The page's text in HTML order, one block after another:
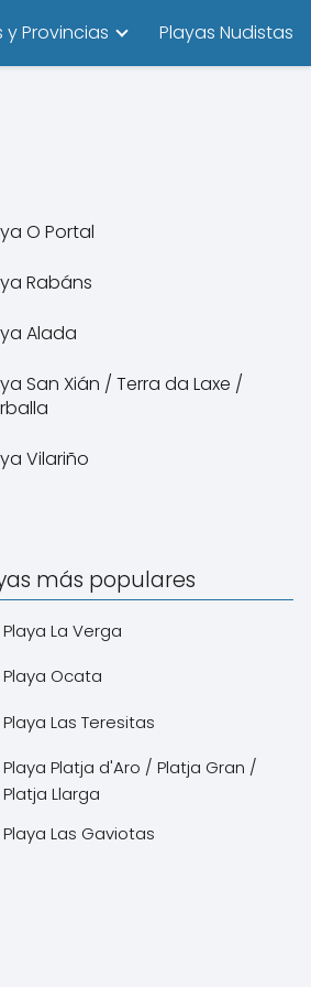
Provincias Playas Nudistas
O Portal
Rabáns
Alada
San Xián / Terra da Laxe /
Vilariño
más populares
Playa La Verga
Playa Ocata
Playa Las Teresitas
Playa Platja d'Aro / Platja Gran /
Platja Llarga
Playa Las Gaviotas